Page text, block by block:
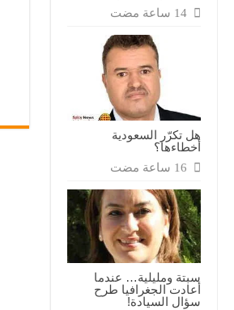
‏14 ساعة مضت
هل تكرّر السعودية
أخطاءها؟
سبتة ومليلية… عندما
أعادت الجغرافيا طرح
سؤال السيادة!